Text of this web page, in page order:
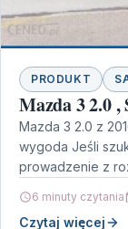
PRODUKT
Mazda 3 2.0 ,
Mazda 3 2.0 z
wygoda Jeśli
prowadzenie z
6 minuty czytania
Czytaj więcej